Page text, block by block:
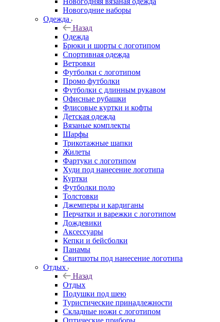
Новогодние наборы
Одежда
Назад
Одежда
Брюки и шорты с логотипом
Спортивная одежда
Ветровки
Футболки с логотипом
Промо футболки
Футболки с длинным рукавом
Офисные рубашки
Флисовые куртки и кофты
Детская одежда
Вязаные комплекты
Шарфы
Трикотажные шапки
Жилеты
Фартуки с логотипом
Худи под нанесение логотипа
Куртки
Футболки поло
Толстовки
Джемперы и кардиганы
Перчатки и варежки с логотипом
Дождевики
Аксессуары
Кепки и бейсболки
Панамы
Свитшоты под нанесение логотипа
Отдых
Назад
Отдых
Подушки под шею
Туристические принадлежности
Складные ножи с логотипом
Оптические приборы